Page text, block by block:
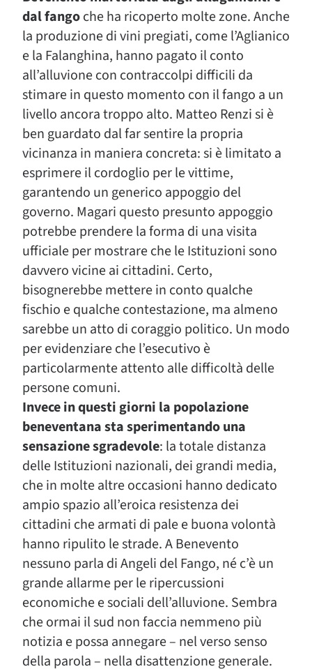
dal fangoche ha ricoperto molte zone. Anche
la produzione di vini pregiati, come l’Aglianico
e la Falanghina, hanno pagato il conto
all’alluvione con contraccolpi difficili da
stimare in questo momento con il fango a un
livello ancora troppo alto. Matteo Renzi si è
ben guardato dal far sentire la propria
vicinanza in maniera concreta: si è limitato a
esprimere il cordoglio per le vittime,
garantendo un generico appoggio del
governo. Magari questo presunto appoggio
potrebbe prendere la forma di una visita
ufficiale per mostrare che le Istituzioni sono
davvero vicine ai cittadini. Certo,
bisognerebbe mettere in conto qualche
fischio e qualche contestazione, ma almeno
sarebbe un atto di coraggio politico. Un modo
per evidenziare che l’esecutivo è
particolarmente attento alle difficoltà delle
persone comuni.
Invece in questi giorni la popolazione
beneventana sta sperimentando una
sensazione sgradevole: la totale distanza
delle Istituzioni nazionali, dei grandi media,
che in molte altre occasioni hanno dedicato
ampio spazio all’eroica resistenza dei
cittadini che armati di pale e buona volontà
hanno ripulito le strade. A Benevento
nessuno parla di Angeli del Fango, né c’è un
grande allarme per le ripercussioni
economiche e sociali dell’alluvione. Sembra
che ormai il sud non faccia nemmeno più
notizia e possa annegare – nel verso senso
della parola – nella disattenzione generale.